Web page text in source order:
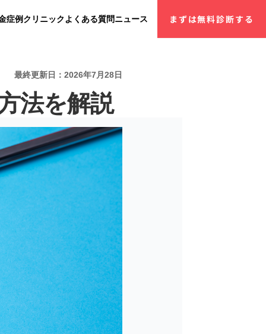
症例クリニックよくある質問ニュース まずは無料診断する
最終更新日：2026年7月28日
法を解説